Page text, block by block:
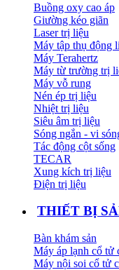
Buồng oxy cao áp
Giường kéo giãn
Laser trị liệu
Máy tập thụ động
Máy Terahertz
Máy từ trường trị
Máy vỗ rung
Nén ép trị liệu
Nhiệt trị liệu
Siêu âm trị liệu
Sóng ngắn - vi
Tác động cột sống
TECAR
Xung kích trị liệu
Điện trị liệu
THIẾT BỊ
Bàn khám sản
Máy áp lạnh cổ tử
Máy nội soi cổ tử